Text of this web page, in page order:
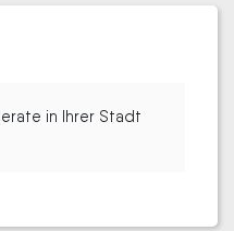
in Ihrer Stadt